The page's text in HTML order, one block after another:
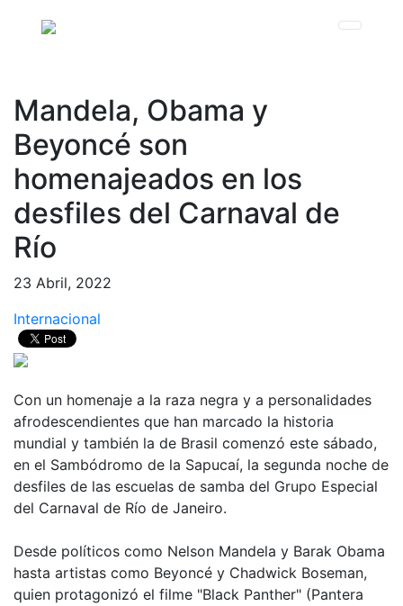
Mandela, Obama y
Beyoncé son
homenajeados en los
desfiles del Carnaval de
Río
23 Abril, 2022
Internacional
Con un homenaje a la raza negra y a personalidades
afrodescendientes que han marcado la historia
mundial y también la de Brasil comenzó este sábado,
en el Sambódromo de la Sapucaí, la segunda noche de
desfiles de las escuelas de samba del Grupo Especial
del Carnaval de Río de Janeiro.
Desde políticos como Nelson Mandela y Barak Obama
hasta artistas como Beyoncé y Chadwick Boseman,
quien protagonizó el filme "Black Panther" (Pantera